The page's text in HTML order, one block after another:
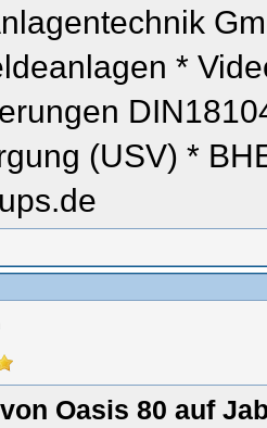
*
(USV) *
Oasis 80 auf